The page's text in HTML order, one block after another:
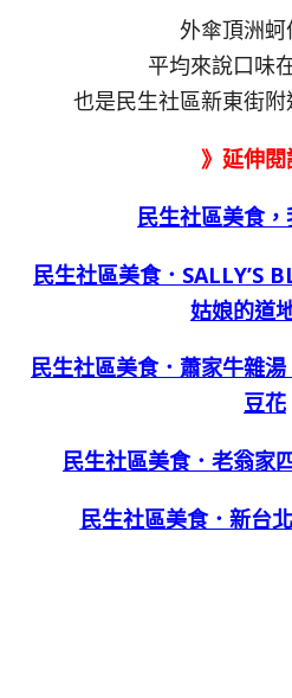
外傘頂洲蚵
平均來說口味
也是民生社區新東街
》延伸閱
民生社區美食
民生社區美食．SALLY’S
姑娘的道
民生社區美食．蕭家牛雜
豆花
民生社區美食．老翁家
民生社區美食．新台